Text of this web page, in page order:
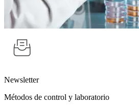
Newsletter
Métodos de control y laboratorio